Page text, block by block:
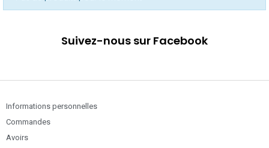
Suivez-nous sur Facebook
Informations personnelles
Commandes
Avoirs